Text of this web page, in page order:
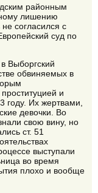
районным
лишению
согласился с
суд по
Выборгский
обвиняемых в
и
году. Их жертвами,
девочки. Во
свою вину, но
ст. 51
выступали
во время
плохо и вообще